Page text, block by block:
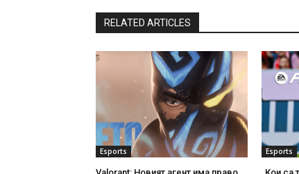
RELATED ARTICLES
Esports Esports